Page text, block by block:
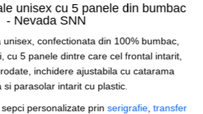
unisex cu 5 panele din bumbac
- Nevada SNN
confectionata din 100% bumbac,
cu 5 panele dintre care cel frontal intarit,
inchidere ajustabila cu catarama
si parasolar intarit cu plastic.
personalizate prinserigrafie ,transfer